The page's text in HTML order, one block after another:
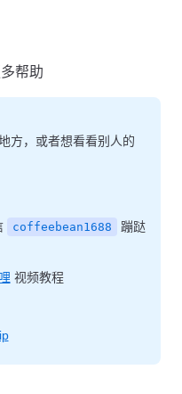
帮助
方，或者想看看别人的
coffeebean1688
蹦跶
视频教程